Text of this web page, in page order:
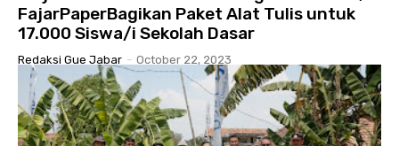
FajarPaperBagikan Paket Alat Tulis untuk
17.000 Siswa/i Sekolah Dasar
Redaksi Gue Jabar - October 22, 2023